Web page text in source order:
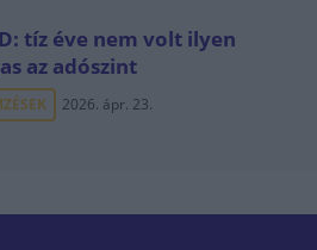
tíz éve nem volt ilyen
az adószint
2026. ápr. 23.